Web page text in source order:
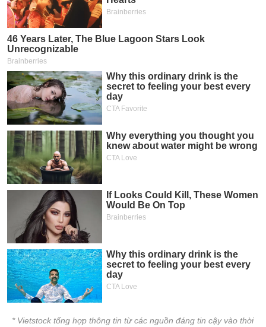
* Vietstock tổng hợp thông tin từ các nguồn đáng tin cậy vào thời